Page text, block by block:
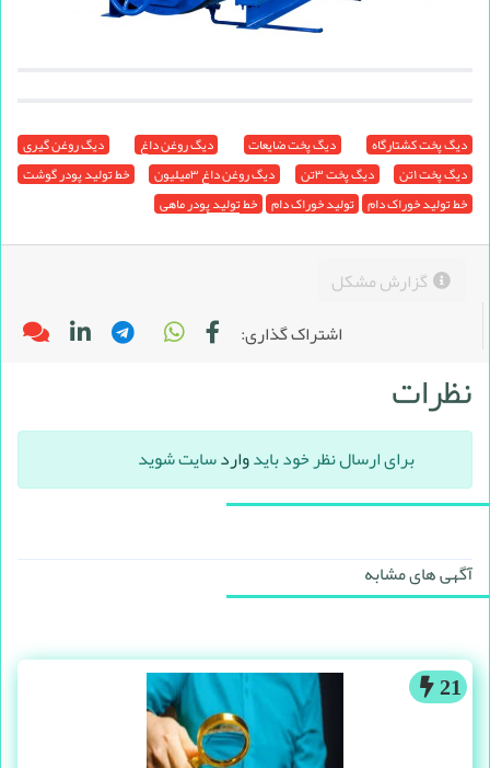
دیگ پخت کشتارگاه دیگ پخت ضایعات دیگ روغن داغ
دیگ روغن گیری
دیگ پخت ۱تن
دیگ پخت ۳تن دیگ روغن داغ ۳میلیون
خط تولید پودر گوشت
خط تولید خوراک دام تولید خوراک دام خط تولید پودر ماهی
گزارش مشکل
اشتراک گذاری:
نظرات
برای ارسال نظر خود بایدواردسایت شوید
آگهی های مشابه
21